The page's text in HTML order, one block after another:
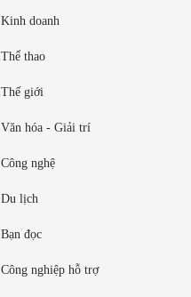
Kinh doanh
Thể thao
Thế giới
Văn hóa - Giải trí
Công nghệ
Du lịch
Bạn đọc
Công nghiệp hỗ trợ